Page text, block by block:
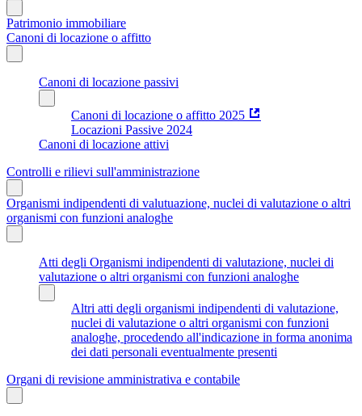
Patrimonio immobiliare
Canoni di locazione o affitto
Canoni di locazione passivi
Canoni di locazione o affitto 2025
Locazioni Passive 2024
Canoni di locazione attivi
Controlli e rilievi sull'amministrazione
Organismi indipendenti di valutuazione, nuclei di valutazione o altri
organismi con funzioni analoghe
Atti degli Organismi indipendenti di valutazione, nuclei di
valutazione o altri organismi con funzioni analoghe
Altri atti degli organismi indipendenti di valutazione,
nuclei di valutazione o altri organismi con funzioni
analoghe, procedendo all'indicazione in forma anonima
dei dati personali eventualmente presenti
Organi di revisione amministrativa e contabile